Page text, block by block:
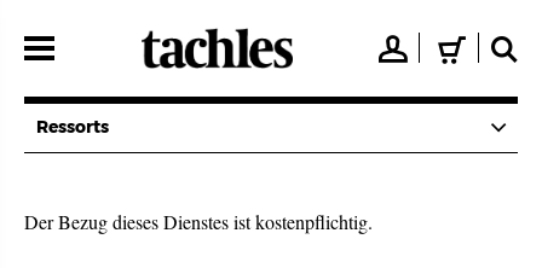
zum
👤 🛒 🔍
Ressorts
Der Bezug dieses Dienstes ist kostenpflichtig.